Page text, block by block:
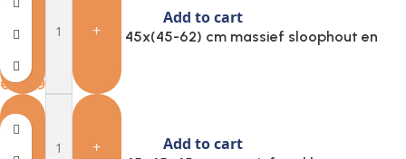
+
Add to cart
Provira Bijzettafel 45x(45-62) cm massief sloophout en
€149.93
+ Add to cart